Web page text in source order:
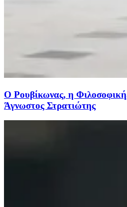
O Ρουβίκωνας, η
Άγνωστος Στρατιώτης